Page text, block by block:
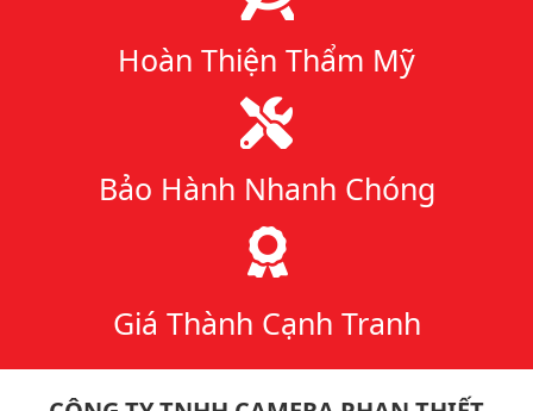
Hoàn Thiện Thẩm Mỹ
Bảo Hành Nhanh Chóng
Giá Thành Cạnh Tranh